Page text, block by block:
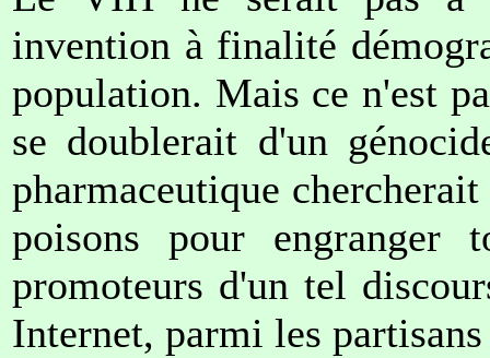
invention à finalité
population. Mais ce n'est
se doublerait d'un
pharmaceutique
poisons pour engranger
promoteurs d'un tel
Internet, parmi les